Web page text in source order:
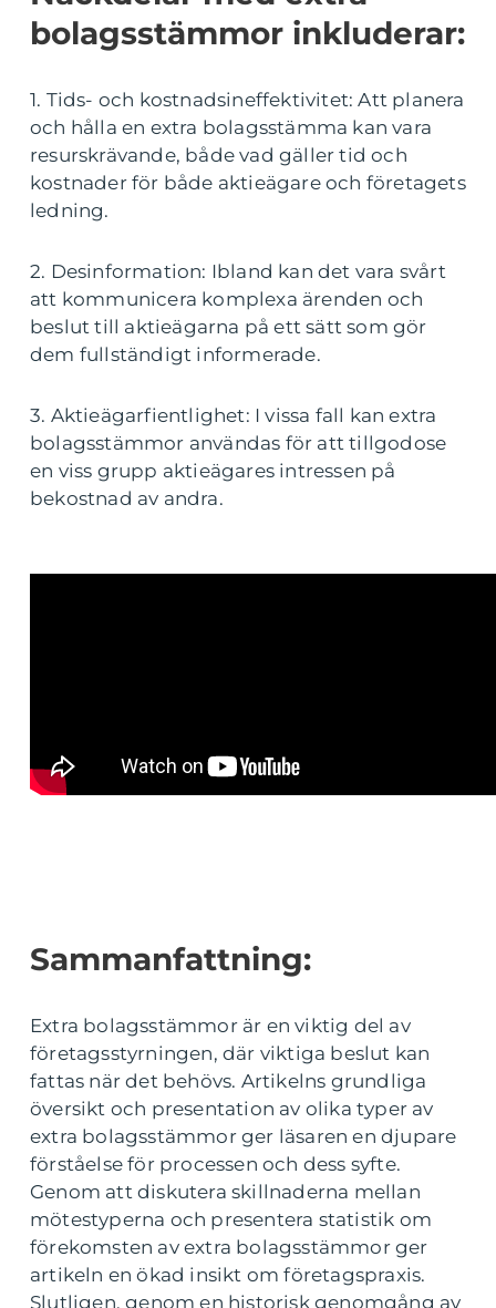
bolagsstämmor inkluderar:
1. Tids- och kostnadsineffektivitet: Att planera
och hålla en extra bolagsstämma kan vara
resurskrävande, både vad gäller tid och
kostnader för både aktieägare och företagets
ledning.
2. Desinformation: Ibland kan det vara svårt
att kommunicera komplexa ärenden och
beslut till aktieägarna på ett sätt som gör
dem fullständigt informerade.
3. Aktieägarfientlighet: I vissa fall kan extra
bolagsstämmor användas för att tillgodose
en viss grupp aktieägares intressen på
bekostnad av andra.
Sammanfattning:
Extra bolagsstämmor är en viktig del av
företagsstyrningen, där viktiga beslut kan
fattas när det behövs. Artikelns grundliga
översikt och presentation av olika typer av
extra bolagsstämmor ger läsaren en djupare
förståelse för processen och dess syfte.
Genom att diskutera skillnaderna mellan
mötestyperna och presentera statistik om
förekomsten av extra bolagsstämmor ger
artikeln en ökad insikt om företagspraxis.
Slutligen, genom en historisk genomgång av